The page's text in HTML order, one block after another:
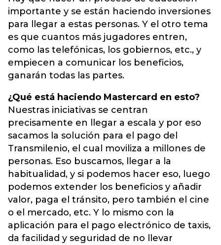
importante y se están haciendo inversiones
para llegar a estas personas. Y el otro tema
es que cuantos más jugadores entren,
como las telefónicas, los gobiernos, etc., y
empiecen a comunicar los beneficios,
ganarán todas las partes.
¿Qué está haciendo Mastercard en esto?
Nuestras iniciativas se centran
precisamente en llegar a escala y por eso
sacamos la solución para el pago del
Transmilenio, el cual moviliza a millones de
personas. Eso buscamos, llegar a la
habitualidad, y si podemos hacer eso, luego
podemos extender los beneficios y añadir
valor, paga el tránsito, pero también el cine
o el mercado, etc. Y lo mismo con la
aplicación para el pago electrónico de taxis,
da facilidad y seguridad de no llevar